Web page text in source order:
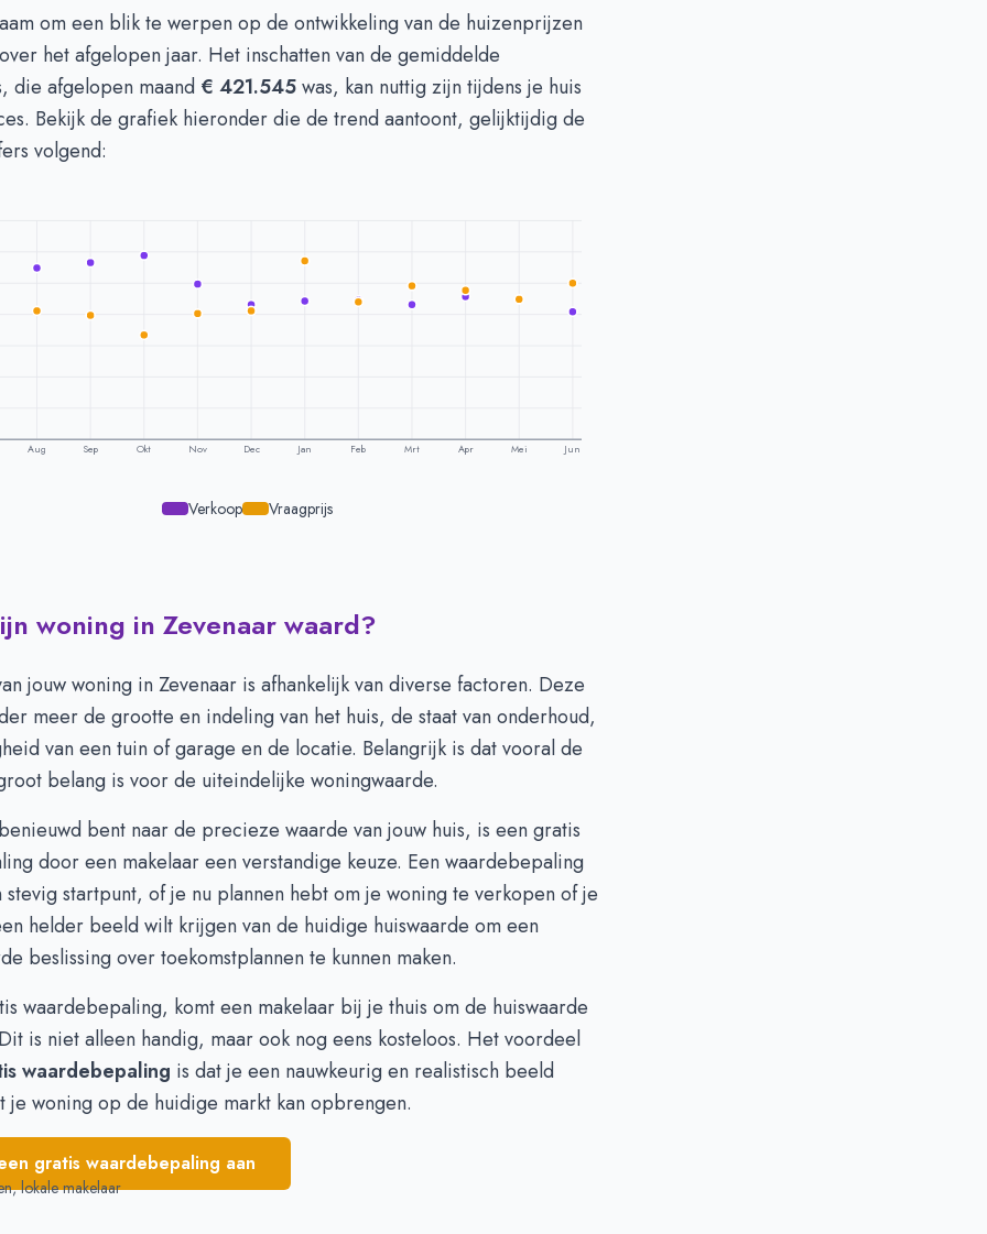
€ 3.574
€ 3.552
om een blik te werpen op de ontwikkeling van de huizenprijzen
het afgelopen jaar. Het inschatten van de gemiddelde
die afgelopen maand € 421.545was, kan nuttig zijn tijdens je huis
Bekijk de grafiek hieronder die de trend aantoont, gelijktijdig de
volgend:
Aug Sep Okt Nov Dec Jan Feb Mrt Apr Mei Jun
Verkoop Vraagprijs
per maand -Zevenaar
Verkoopprijs
€ 439.056
422.446
€ 449.461
€ 453.407
€ 457.634
€ 439.625
422.086
€ 426.410
454.358
€ 428.579
€ 429.132
€ 426.126
€ 431.505
€ 429.543
woning in Zevenaar waard?
jouw woning in Zevenaar is afhankelijk van diverse factoren. Deze
meer de grootte en indeling van het huis, de staat van onderhoud,
van een tuin of garage en de locatie. Belangrijk is dat vooral de
belang is voor de uiteindelijke woningwaarde.
bent naar de precieze waarde van jouw huis, is een gratis
door een makelaar een verstandige keuze. Eenwaardebepaling
stevig startpunt, of je nu plannen hebt om je woning te verkopen of je
helder beeld wilt krijgen van de huidige huiswaarde om een
beslissing over toekomstplannen te kunnen maken.
waardebepaling, komt een makelaar bij je thuis om de huiswaarde
is niet alleen handig, maar ook nog eens kosteloos. Het voordeel
waardebepaling is dat je een nauwkeurig en realistisch beeld
je woning op de huidige markt kan opbrengen.
gratis waardebepaling aan
lokale makelaar